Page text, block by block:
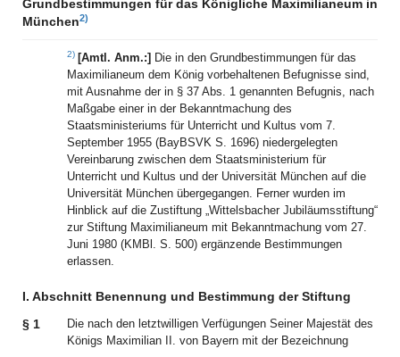
Grundbestimmungen für das Königliche Maximilianeum in
München2)
2) [Amtl. Anm.:] Die in den Grundbestimmungen für das
Maximilianeum dem König vorbehaltenen Befugnisse sind,
mit Ausnahme der in § 37 Abs. 1 genannten Befugnis, nach
Maßgabe einer in der Bekanntmachung des
Staatsministeriums für Unterricht und Kultus vom 7.
September 1955 (BayBSVK S. 1696) niedergelegten
Vereinbarung zwischen dem Staatsministerium für
Unterricht und Kultus und der Universität München auf die
Universität München übergegangen. Ferner wurden im
Hinblick auf die Zustiftung „Wittelsbacher Jubiläumsstiftung“
zur Stiftung Maximilianeum mit Bekanntmachung vom 27.
Juni 1980 (KMBl. S. 500) ergänzende Bestimmungen
erlassen.
I. Abschnitt Benennung und Bestimmung der Stiftung
§ 1
Die nach den letztwilligen Verfügungen Seiner Majestät des
Königs Maximilian II. von Bayern mit der Bezeichnung